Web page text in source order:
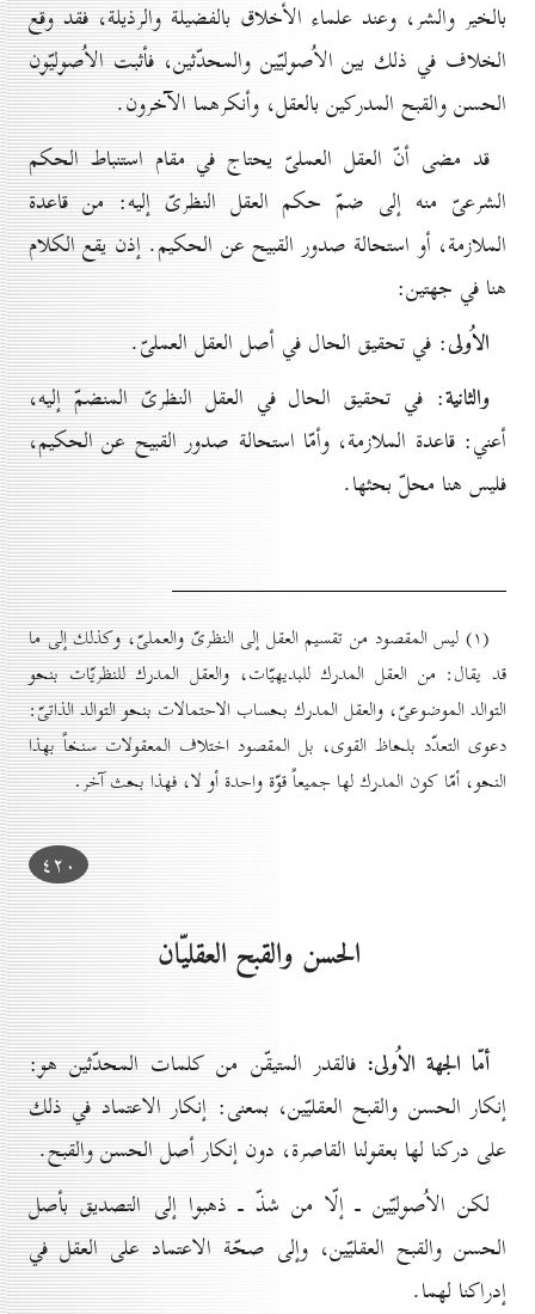
بالخير والشر، وعند علماء الأخلاق بالفضيلة والرذيلة، فقد وقع
الخلاف في ذلك بين الاُصوليّين والمحدّثين، فأثبت الاُصوليّون
الحسن والقبح المدركين بالعقل، وأنكرهما الآخرون.
قد مضى أنّ العقل العملىّ يحتاج في مقام استنباط الحكم
الشرعىّ منه إلى ضمّ حكم العقل النظرىّ إليه: من قاعدة
الملازمة، أو استحالة صدور القبيح عن الحكيم. إذن يقع الكلام
هنا في جهتين:
الاُولى: في تحقيق الحال في أصل العقل العملىّ.
والثانية: في تحقيق الحال في العقل النظرىّ المنضمّ إليه،
أعني: قاعدة الملازمة، وأمّا استحالة صدور القبيح عن الحكيم،
فليس هنا محلّ بحثها.
(۱) ليس المقصود من تقسيم العقل إلى النظرىّ والعملىّ، وكذلك إلى ما
قد يقال: من العقل المدرك للبديهيّات، والعقل المدرك للنظريّات بنحو
التوالد الموضوعىّ، والعقل المدرك بحساب الاحتمالات بنحو التوالد الذاتىّ:
دعوى التعدّد بلحاظ القوى، بل المقصود اختلاف المعقولات سنخاً بهذا
النحو، أمّا كون المدرك لها جميعاً قوّة واحدة أو لا، فهذا بحث آخر.
٤۲٠
الحسن والقبح العقليّان
أمّا الجهة الاُولى: فالقدر المتيقّن من كلمات المحدّثين هو:
إنكار الحسن والقبح العقليّين، بمعنى: إنكار الاعتماد في ذلك
على دركنا لها بعقولنا القاصرة، دون إنكار أصل الحسن والقبح.
لكن الاُصوليّين ـ إلّا من شذّ ـ ذهبوا إلى التصديق بأصل
الحسن والقبح العقليّين، وإلى صحّة الاعتماد على العقل في
إدراكنا لهما.